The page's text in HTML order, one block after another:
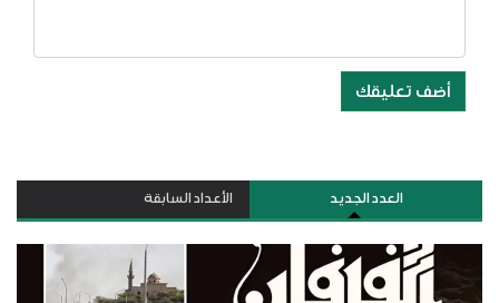
أضف تعليقك
العدد الجديد الأعداد السابقة